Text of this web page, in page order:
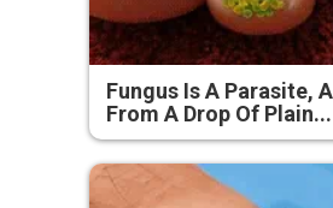
Fungus Is A Parasite,
From A Drop Of Plain...